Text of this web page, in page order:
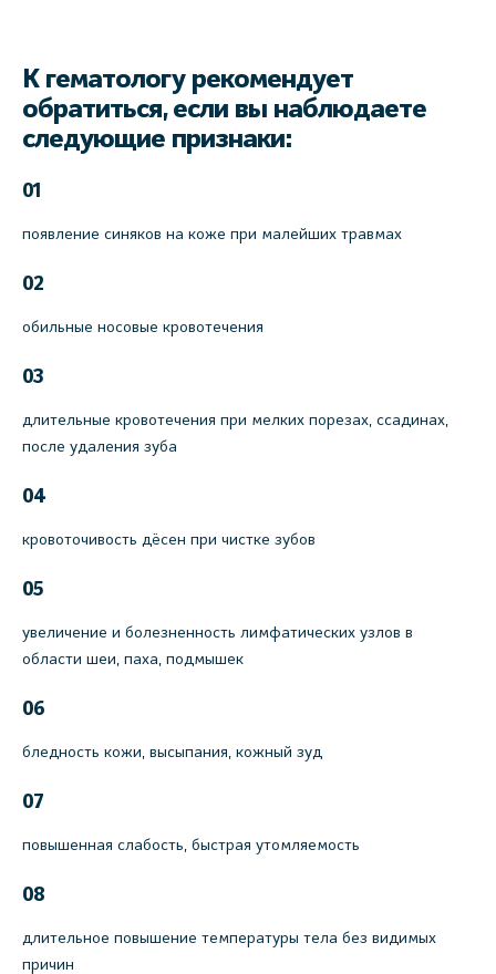
К гематологу рекомендует
обратиться, если вы наблюдаете
следующие признаки:
01
появление синяков на коже при малейших травмах
02
обильные носовые кровотечения
03
длительные кровотечения при мелких порезах, ссадинах,
после удаления зуба
04
кровоточивость дёсен при чистке зубов
05
увеличение и болезненность лимфатических узлов в
области шеи, паха, подмышек
06
бледность кожи, высыпания, кожный зуд
07
повышенная слабость, быстрая утомляемость
08
длительное повышение температуры тела без видимых
причин